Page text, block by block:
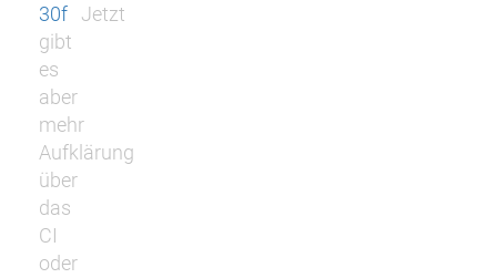
30f
Jetzt
gibt
es
aber
mehr
Aufklärung
über
das
CI
oder